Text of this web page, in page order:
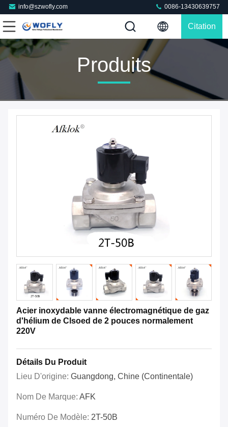
info@szwofly.com 0086-13430639757
Citation
Produits
Acier inoxydable vanne électromagnétique de gaz
d'hélium de Clsoed de 2 pouces normalement
220V
Détails Du Produit
Lieu D'origine: Guangdong, Chine (continentale)
Nom De Marque: AFK
Numéro De Modèle: 2T-50B